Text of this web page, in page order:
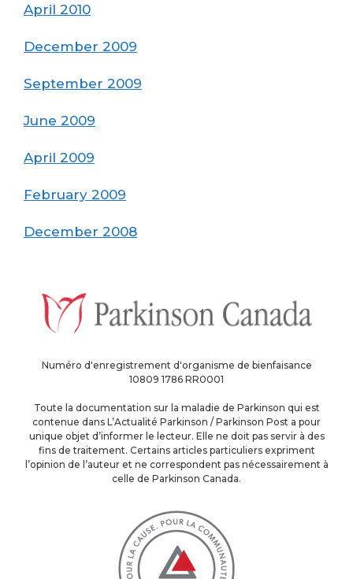
April 2010
December 2009
September 2009
June 2009
April 2009
February 2009
December 2008
Numéro d'enregistrement d'organisme de bienfaisance
10809 1786 RR0001
Toute la documentation sur la maladie de Parkinson qui est
contenue dans L’Actualité Parkinson / Parkinson Post a pour
unique objet d’informer le lecteur. Elle ne doit pas servir à des
fins de traitement. Certains articles particuliers expriment
l’opinion de l’auteur et ne correspondent pas nécessairement à
celle de Parkinson Canada.